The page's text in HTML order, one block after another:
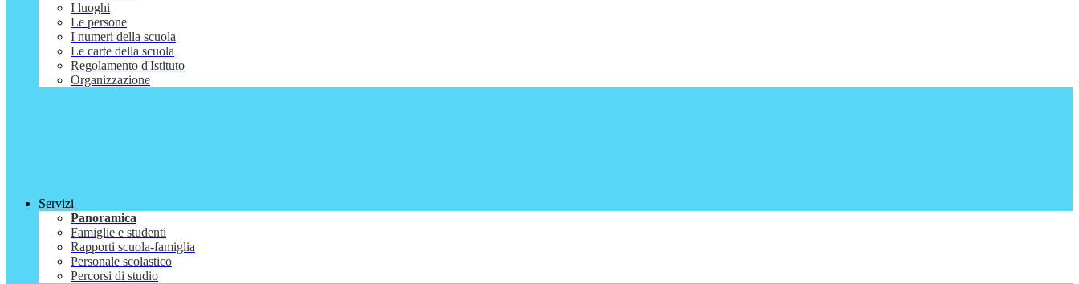
I luoghi
Le persone
I numeri della scuola
Le carte della scuola
Regolamento d'Istituto
Organizzazione
Servizi
Panoramica
Famiglie e studenti
Rapporti scuola-famiglia
Personale scolastico
Percorsi di studio